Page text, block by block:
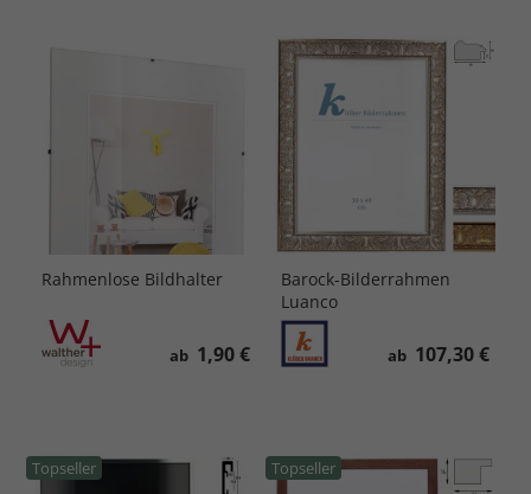
Rahmenlose Bildhalter
ab 1,90 €
Barock-Bilderrahmen
Luanco
ab 107,30 €
Topseller Topseller